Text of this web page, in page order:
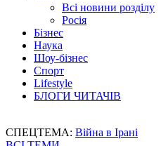
Всі новини розділу
Росія
Бізнес
Наука
Шоу-бізнес
Спорт
Lifestyle
БЛОГИ ЧИТАЧІВ
СПЕЦТЕМА: Війна в Ірані